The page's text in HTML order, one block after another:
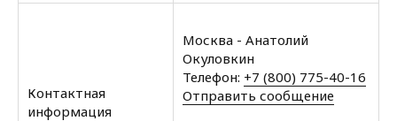
Контактная
информация
Москва - Анатолий
Окуловкин
Телефон: +7 (800) 775-40-16
Отправить сообщение